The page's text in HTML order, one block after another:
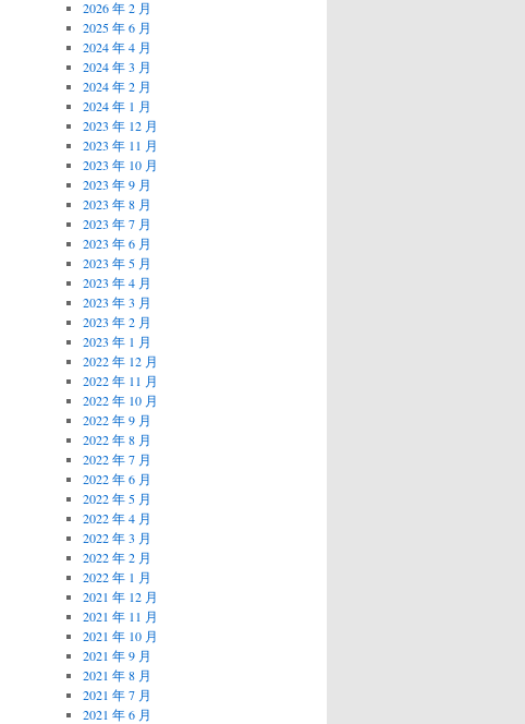
2026 年 2 月
2025 年 6 月
2024 年 4 月
2024 年 3 月
2024 年 2 月
2024 年 1 月
2023 年 12 月
2023 年 11 月
2023 年 10 月
2023 年 9 月
2023 年 8 月
2023 年 7 月
2023 年 6 月
2023 年 5 月
2023 年 4 月
2023 年 3 月
2023 年 2 月
2023 年 1 月
2022 年 12 月
2022 年 11 月
2022 年 10 月
2022 年 9 月
2022 年 8 月
2022 年 7 月
2022 年 6 月
2022 年 5 月
2022 年 4 月
2022 年 3 月
2022 年 2 月
2022 年 1 月
2021 年 12 月
2021 年 11 月
2021 年 10 月
2021 年 9 月
2021 年 8 月
2021 年 7 月
2021 年 6 月